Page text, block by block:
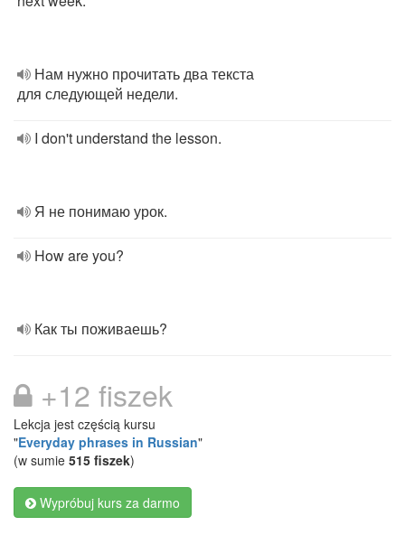
Нам нужно прочитать два текста
для следующей недели.
I don't understand the lesson.
Я не понимаю урок.
How are you?
Как ты поживаешь?
+12 fiszek
Lekcja jest częścią kursu
"Everyday phrases in Russian"
(w sumie 515 fiszek)
Wypróbuj kurs za darmo